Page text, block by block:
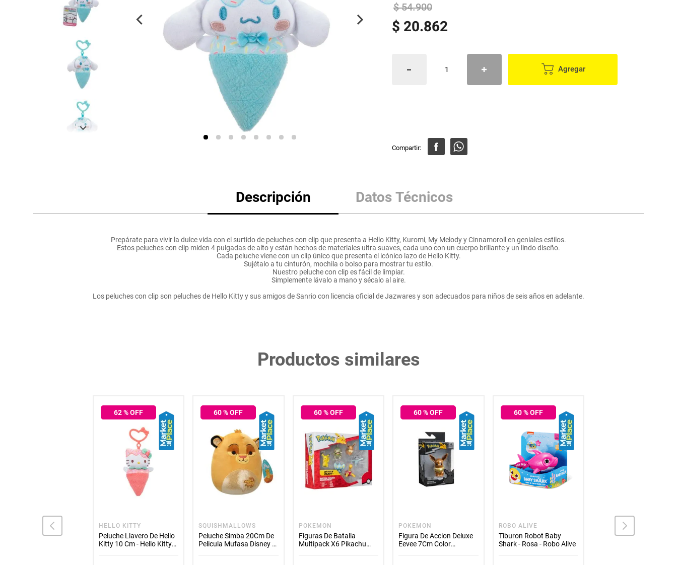
vinos y licores
cuidado del bebé
mascotas
$ 54.900
$ 20.862
Agregar
Descripción Datos Técnicos
Prepárate para vivir la dulce vida con el surtido de peluches con clip que presenta a Hello Kitty, Kuromi, My Melody y Cinnamoroll en geniales estilos.
Estos peluches con clip miden 4 pulgadas de alto y están hechos de materiales ultra suaves, cada uno con un cuerpo brillante y un lindo diseño.
Cada peluche viene con un clip único que presenta el icónico lazo de Hello Kitty.
Sujétalo a tu cinturón, mochila o bolso para mostrar tu estilo.
Nuestro peluche con clip es fácil de limpiar.
Simplemente lávalo a mano y sécalo al aire.
Los peluches con clip son peluches de Hello Kitty y sus amigos de Sanrio con licencia oficial de Jazwares y son adecuados para niños de seis años en adelante.
Productos similares
19cm Figura
62% OFF
HELLO KITTY
Peluche Llavero De Hello
Kitty 10 Cm - Hello Kitty
60% OFF
SQUISHMALLOWS
Peluche Simba 20Cm De
Pelicula Mufasa Disney -
60% OFF
POKEMON
Figuras De Batalla
Multipack X6 Pikachu
60% OFF
POKEMON
Figura De Accion Deluxe
Eevee 7Cm Color
60% OFF
ROBO ALIVE
Tiburon Robot Baby
Shark - Rosa - Robo Alive
VINIBALL
Pelota Para Pintar
Mantequilla